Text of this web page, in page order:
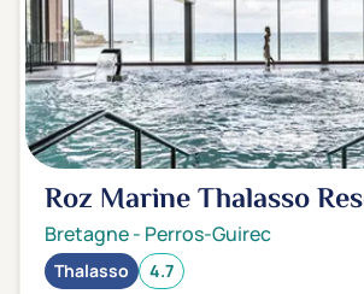
Roz Marine Thalasso
Bretagne- Perros-Guirec
Thalasso 4.7